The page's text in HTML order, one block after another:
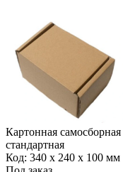
Картонная
стандартная
Код: 340 х 240 х 100 мм